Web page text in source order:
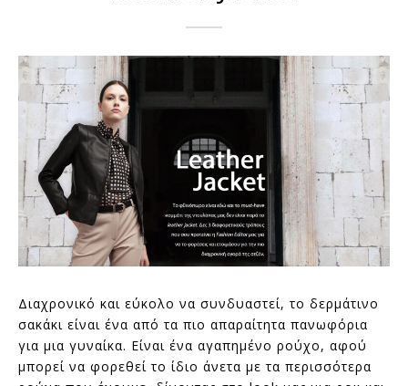
Διαχρονικό και εύκολο να συνδυαστεί, το δερμάτινο
σακάκι είναι ένα από τα πιο απαραίτητα πανωφόρια
για μια γυναίκα. Είναι ένα αγαπημένο ρούχο, αφού
μπορεί να φορεθεί το ίδιο άνετα με τα περισσότερα